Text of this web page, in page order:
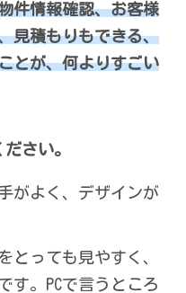
件情報確認、お客様
見積もりもできる、
とが、何よりすごい
さい。
がよく、デザインが
とっても見やすく、
す。PCで言うところ